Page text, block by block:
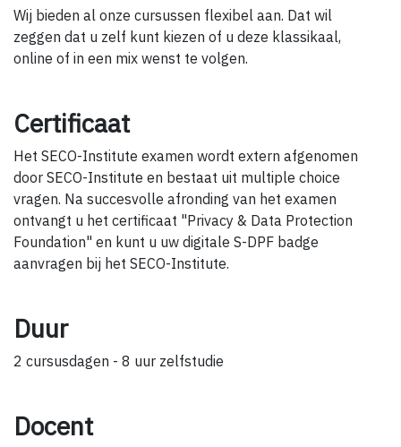
Wij bieden al onze cursussen flexibel aan. Dat wil
zeggen dat u zelf kunt kiezen of u deze klassikaal,
online of in een mix wenst te volgen.
Certificaat
Het SECO-Institute examen wordt extern afgenomen
door SECO-Institute en bestaat uit multiple choice
vragen. Na succesvolle afronding van het examen
ontvangt u het certificaat "Privacy & Data Protection
Foundation" en kunt u uw digitale S-DPF badge
aanvragen bij het SECO-Institute.
Duur
2 cursusdagen - 8 uur zelfstudie
Docent